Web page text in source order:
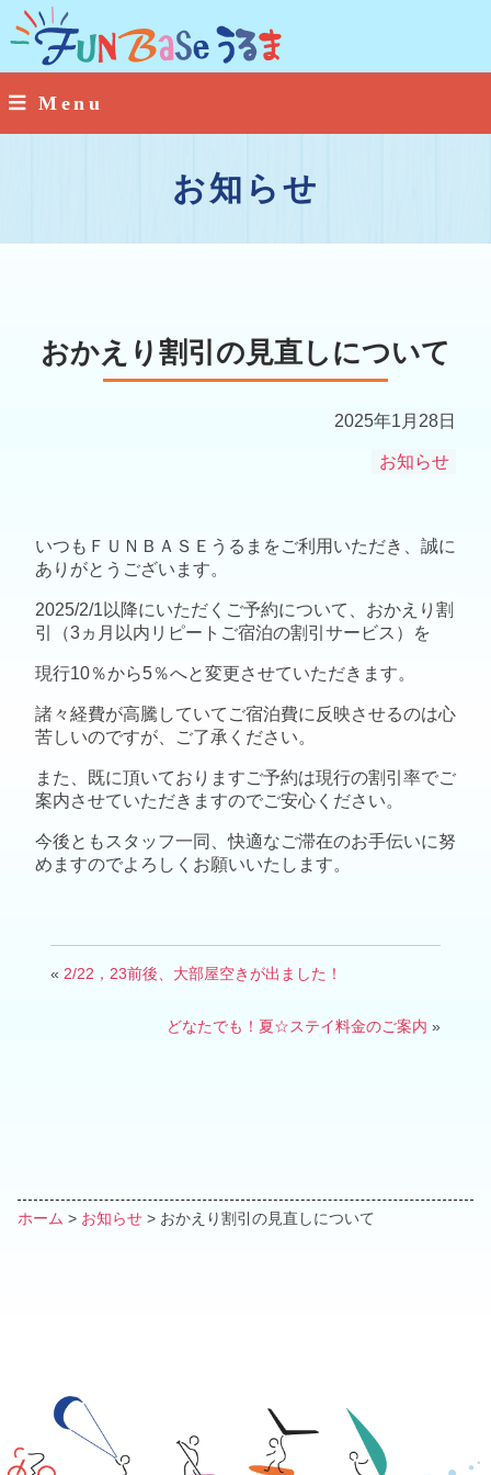
お知らせ
おかえり割引の見直しについて
2025年1月28日
お知らせ
いつもＦＵＮＢＡＳＥうるまをご利用いただき、誠に
ありがとうございます。
2025/2/1以降にいただくご予約について、おかえり割
引（3ヵ月以内リピートご宿泊の割引サービス）を
現行10％から5％へと変更させていただきます。
諸々経費が高騰していてご宿泊費に反映させるのは心
苦しいのですが、ご了承ください。
また、既に頂いておりますご予約は現行の割引率でご
案内させていただきますのでご安心ください。
今後ともスタッフ一同、快適なご滞在のお手伝いに努
めますのでよろしくお願いいたします。
« 2/22，23前後、大部屋空きが出ました！
どなたでも！夏☆ステイ料金のご案内 »
ホーム > お知らせ > おかえり割引の見直しについて